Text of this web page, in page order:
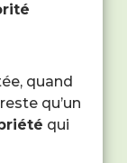
quand
qu’un
qui